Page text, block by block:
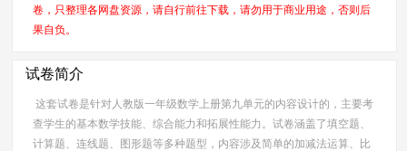
卷，只整理各网盘资源，请自行前往下载，请勿用于商业用途，否则后
果自负。
试卷简介
这套试卷是针对人教版一年级数学上册第九单元的内容设计的，主要考
查学生的基本数学技能、综合能力和拓展性能力。试卷涵盖了填空题、
计算题、连线题、图形题等多种题型，内容涉及简单的加减法运算、比